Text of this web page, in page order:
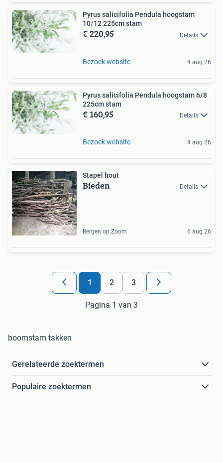
Pyrus salicifolia Pendula hoogstam
10/12 225cm stam
€ 220,95 Details
Bezoek website 4 aug 26
Pyrus salicifolia Pendula hoogstam 6/8
225cm stam
€ 160,95 Details
Bezoek website 4 aug 26
Stapel hout
Bieden Details
Bergen op Zoom 6 aug 26
1 2 3
Pagina 1 van 3
boomstam takken
Gerelateerde zoektermen
Populaire zoektermen